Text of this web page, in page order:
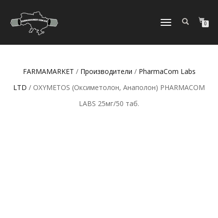
ПЕРЕКЛЮЧИТЬ
0
FARMAMARKET / Производители / PharmaCom Labs
LTD / OXYMETOS (Оксиметолон, Анаполон) PHARMACOM
LABS 25мг/50 таб.